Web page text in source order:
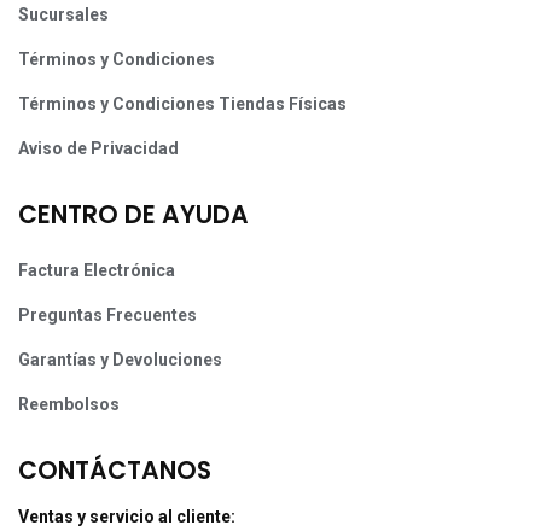
Sucursales
Términos y Condiciones
Términos y Condiciones Tiendas Físicas
Aviso de Privacidad
CENTRO DE AYUDA
Factura Electrónica
Preguntas Frecuentes
Garantías y Devoluciones
Reembolsos
CONTÁCTANOS
Ventas y servicio al cliente: